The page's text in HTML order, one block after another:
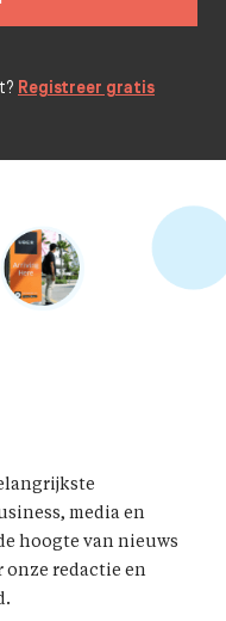
media en
hoogte van nieuws
redactie en
Registreer gratis